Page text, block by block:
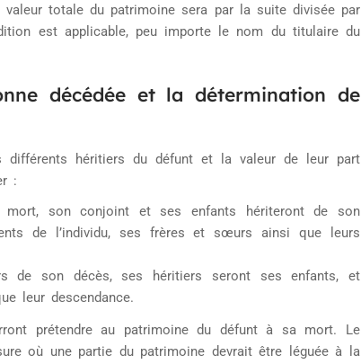
totale du patrimoine sera par la suite divisée par
est applicable, peu importe le nom du titulaire du
décédée et la détermination de
différents héritiers du défunt et la valeur de leur part
:
son conjoint et ses enfants hériteront de son
de l’individu, ses frères et sœurs ainsi que leurs
de son décès, ses héritiers seront ses enfants, et
leur descendance.
prétendre au patrimoine du défunt à sa mort. Le
où une partie du patrimoine devrait être léguée à la